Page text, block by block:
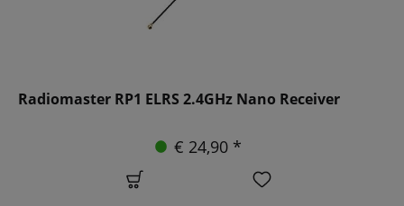
Radiomaster RP1 ELRS 2.4GHz Nano Receiver
€ 24,90 *